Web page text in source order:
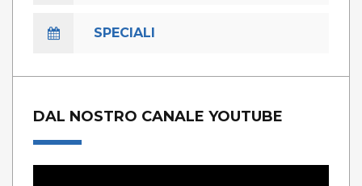
SPECIALI
DAL NOSTRO CANALE YOUTUBE